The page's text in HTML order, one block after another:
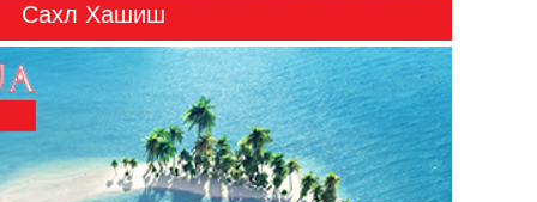
Сахл Хашиш